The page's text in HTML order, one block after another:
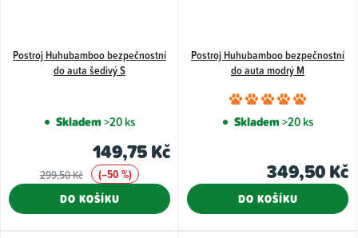
Postroj Huhubamboo bezpečnostní
do auta šedivý S
Skladem>20 ks
149,75 Kč
299,50 Kč
(–50 %)
DO KOŠÍKU
Postroj Huhubamboo bezpečnostní
do auta modrý M
5,0
5
Skladem>20 ks
349,50 Kč
DO KOŠÍKU